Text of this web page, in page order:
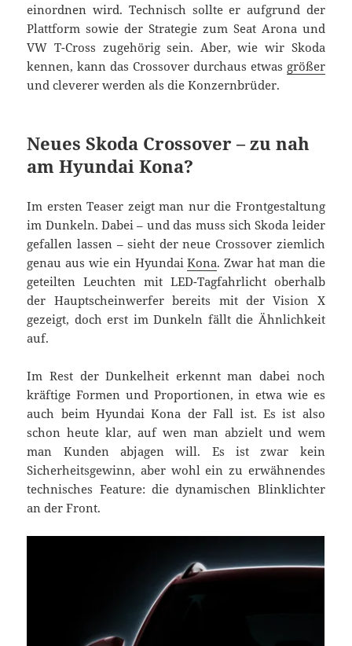
einordnen wird. Technisch sollte er aufgrund der
Plattform sowie der Strategie zum Seat Arona und
VW T-Cross zugehörig sein. Aber, wie wir Skoda
kennen, kann das Crossover durchaus etwas größer
und cleverer werden als die Konzernbrüder.
Neues Skoda Crossover – zu nah
am Hyundai Kona?
Im ersten Teaser zeigt man nur die Frontgestaltung
im Dunkeln. Dabei – und das muss sich Skoda leider
gefallen lassen – sieht der neue Crossover ziemlich
genau aus wie ein HyundaiKona. Zwar hat man die
geteilten Leuchten mit LED-Tagfahrlicht oberhalb
der Hauptscheinwerfer bereits mit der Vision X
gezeigt, doch erst im Dunkeln fällt die Ähnlichkeit
auf.
Im Rest der Dunkelheit erkennt man dabei noch
kräftige Formen und Proportionen, in etwa wie es
auch beim Hyundai Kona der Fall ist. Es ist also
schon heute klar, auf wen man abzielt und wem
man Kunden abjagen will. Es ist zwar kein
Sicherheitsgewinn, aber wohl ein zu erwähnendes
technisches Feature: die dynamischen Blinklichter
an der Front.